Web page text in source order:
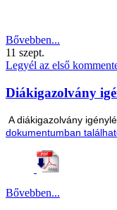
Bővebben...
11 szept.
Legyél az első
Diákigazolvány
A diákigazolvány
dokumentumban
Bővebben...